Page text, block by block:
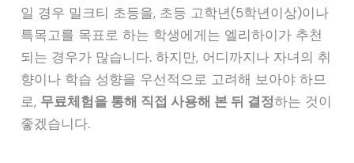
일 경우 밀크티 초등을, 초등 고학년(5학년이상)이나
특목고를 목표로 하는 학생에게는 엘리하이가 추천
되는 경우가 많습니다. 하지만, 어디까지나 자녀의 취
향이나 학습 성향을 우선적으로 고려해 보아야 하므
로, 무료체험을 통해 직접 사용해 본 뒤 결정하는 것이
좋겠습니다.